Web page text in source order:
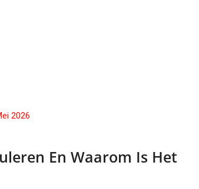
2026
En Waarom Is Het